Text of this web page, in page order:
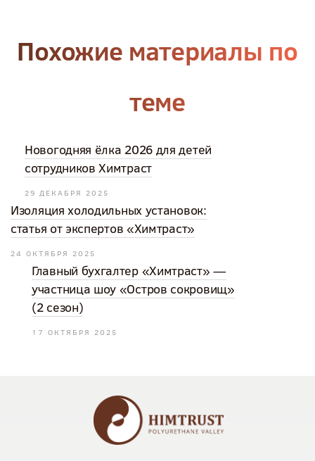
Похожие материалы по
теме
Новогодняя ёлка 2026 для детей
сотрудников Химтраст
29 ДЕКАБРЯ 2025
Изоляция холодильных установок:
статья от экспертов «Химтраст»
24 ОКТЯБРЯ 2025
Главный бухгалтер «Химтраст» —
участница шоу «Остров сокровищ»
(2 сезон)
17 ОКТЯБРЯ 2025